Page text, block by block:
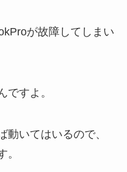
が故障してしまい
ですよ。
動いてはいるので、
。